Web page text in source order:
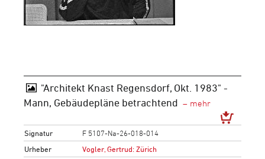
"Architekt Knast Regensdorf, Okt. 1983" -
Mann, Gebäudepläne betrachtend
Signatur
F 5107-Na-26-018-014
Urheber
Vogler, Gertrud: Zürich